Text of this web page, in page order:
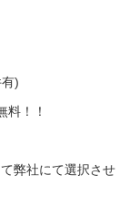
)
料！！
弊社にて選択させ